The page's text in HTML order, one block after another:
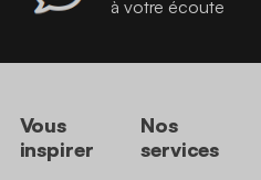
à votre écoute
Vous
inspirer
Nos
services